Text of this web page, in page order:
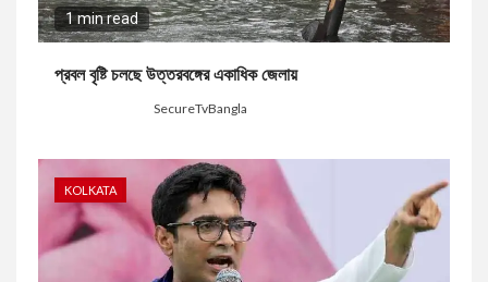
1 min read
প্রবল বৃষ্টি চলছে উত্তরবঙ্গের একাধিক জেলায়
SecureTvBangla
KOLKATA